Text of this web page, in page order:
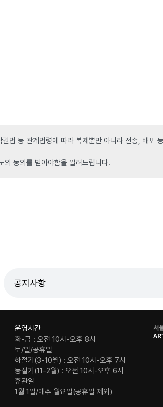
법 등 관계법령에 따라 복제뿐만 아니라 전송, 배포
의 동의를 받아야함을 알려드립니다.
공지사항
운영시간
화-금 : 오전 10시-오후 8시
토/일/공휴일
하절기(3-10월) : 오전 10시-오후 7시
동절기(11-2월) : 오전 10시-오후 6시
휴관일
1월 1일/매주 월요일(공휴일 제외)
로
고